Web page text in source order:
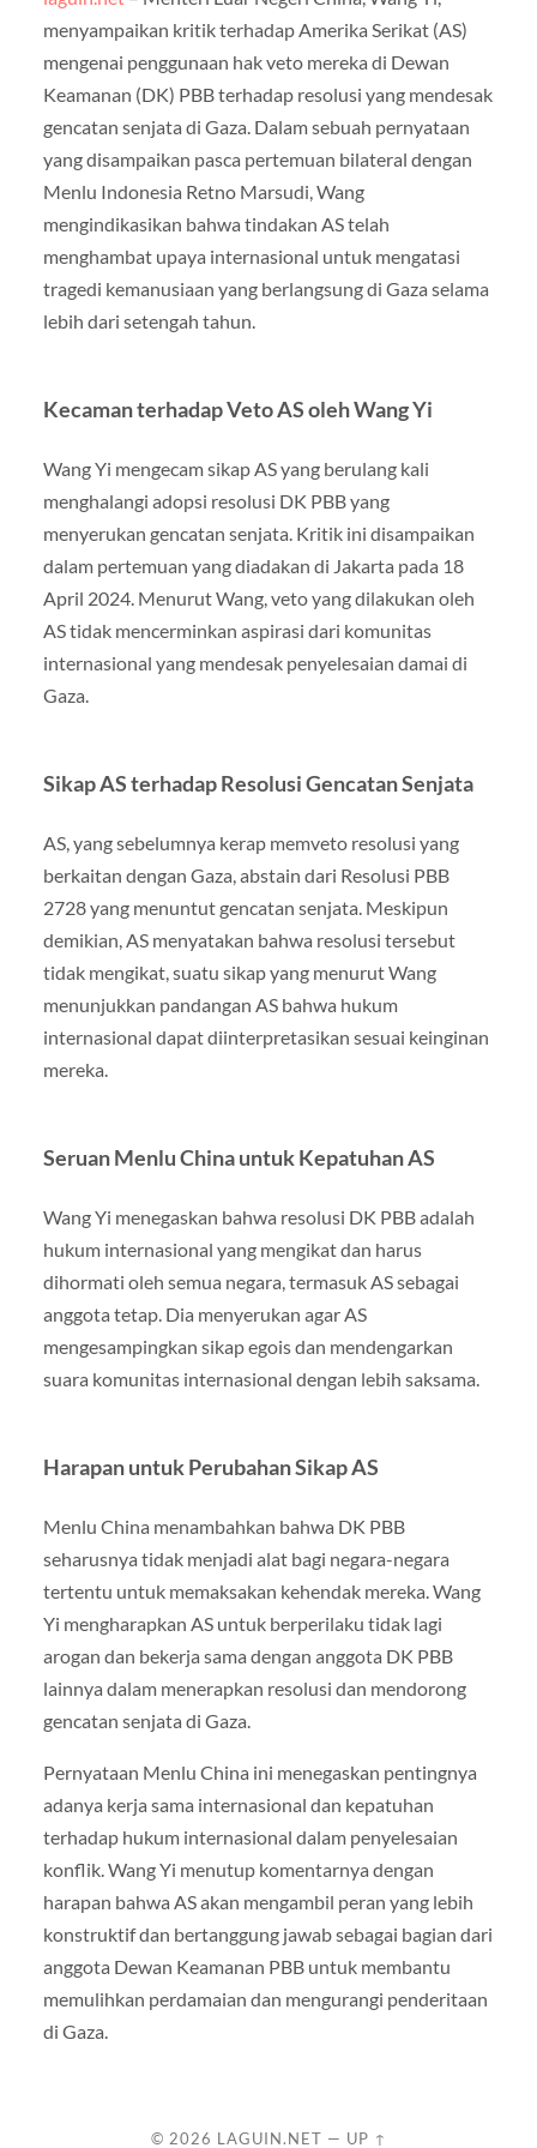
menyampaikan kritik terhadap Amerika Serikat (AS)
mengenai penggunaan hak veto mereka di Dewan
Keamanan (DK) PBB terhadap resolusi yang mendesak
gencatan senjata di Gaza. Dalam sebuah pernyataan
yang disampaikan pasca pertemuan bilateral dengan
Menlu Indonesia Retno Marsudi, Wang
mengindikasikan bahwa tindakan AS telah
menghambat upaya internasional untuk mengatasi
tragedi kemanusiaan yang berlangsung di Gaza selama
lebih dari setengah tahun.
Kecaman terhadap Veto AS oleh Wang Yi
Wang Yi mengecam sikap AS yang berulang kali
menghalangi adopsi resolusi DK PBB yang
menyerukan gencatan senjata. Kritik ini disampaikan
dalam pertemuan yang diadakan di Jakarta pada 18
April 2024. Menurut Wang, veto yang dilakukan oleh
AS tidak mencerminkan aspirasi dari komunitas
internasional yang mendesak penyelesaian damai di
Gaza.
Sikap AS terhadap Resolusi Gencatan Senjata
AS, yang sebelumnya kerap memveto resolusi yang
berkaitan dengan Gaza, abstain dari Resolusi PBB
2728 yang menuntut gencatan senjata. Meskipun
demikian, AS menyatakan bahwa resolusi tersebut
tidak mengikat, suatu sikap yang menurut Wang
menunjukkan pandangan AS bahwa hukum
internasional dapat diinterpretasikan sesuai keinginan
mereka.
Seruan Menlu China untuk Kepatuhan AS
Wang Yi menegaskan bahwa resolusi DK PBB adalah
hukum internasional yang mengikat dan harus
dihormati oleh semua negara, termasuk AS sebagai
anggota tetap. Dia menyerukan agar AS
mengesampingkan sikap egois dan mendengarkan
suara komunitas internasional dengan lebih saksama.
Harapan untuk Perubahan Sikap AS
Menlu China menambahkan bahwa DK PBB
seharusnya tidak menjadi alat bagi negara-negara
tertentu untuk memaksakan kehendak mereka. Wang
Yi mengharapkan AS untuk berperilaku tidak lagi
arogan dan bekerja sama dengan anggota DK PBB
lainnya dalam menerapkan resolusi dan mendorong
gencatan senjata di Gaza.
Pernyataan Menlu China ini menegaskan pentingnya
adanya kerja sama internasional dan kepatuhan
terhadap hukum internasional dalam penyelesaian
konflik. Wang Yi menutup komentarnya dengan
harapan bahwa AS akan mengambil peran yang lebih
konstruktif dan bertanggung jawab sebagai bagian dari
anggota Dewan Keamanan PBB untuk membantu
memulihkan perdamaian dan mengurangi penderitaan
di Gaza.
© 2026 LAGUIN.NET — UP ↑